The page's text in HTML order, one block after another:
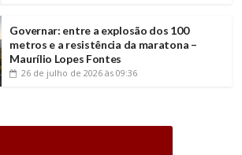
Governar: entre a explosão dos 100
metros e a resistência da maratona –
Maurílio Lopes Fontes
26 de julho de 2026 às 09:36